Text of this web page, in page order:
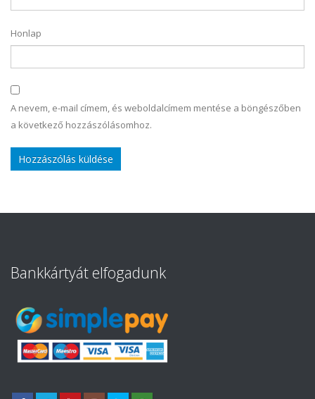
Honlap
A nevem, e-mail címem, és weboldalcímem mentése a böngészőben
a következő hozzászólásomhoz.
Bankkártyát elfogadunk